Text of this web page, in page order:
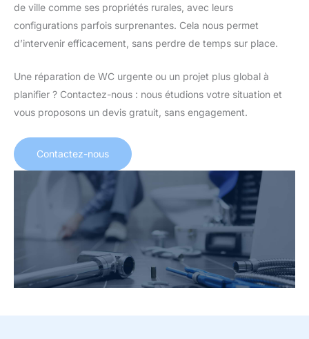
de ville comme ses propriétés rurales, avec leurs
configurations parfois surprenantes. Cela nous permet
d’intervenir efficacement, sans perdre de temps sur place.
Une réparation de WC urgente ou un projet plus global à
planifier ? Contactez-nous : nous étudions votre situation et
vous proposons un devis gratuit, sans engagement.
Contactez-nous